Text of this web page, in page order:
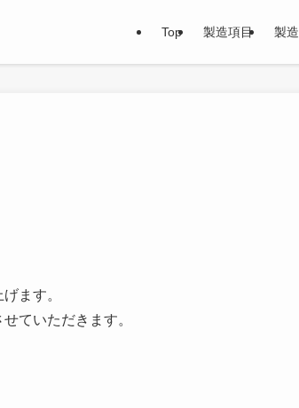
Top 製造項目 製
ます。
ていただきます。